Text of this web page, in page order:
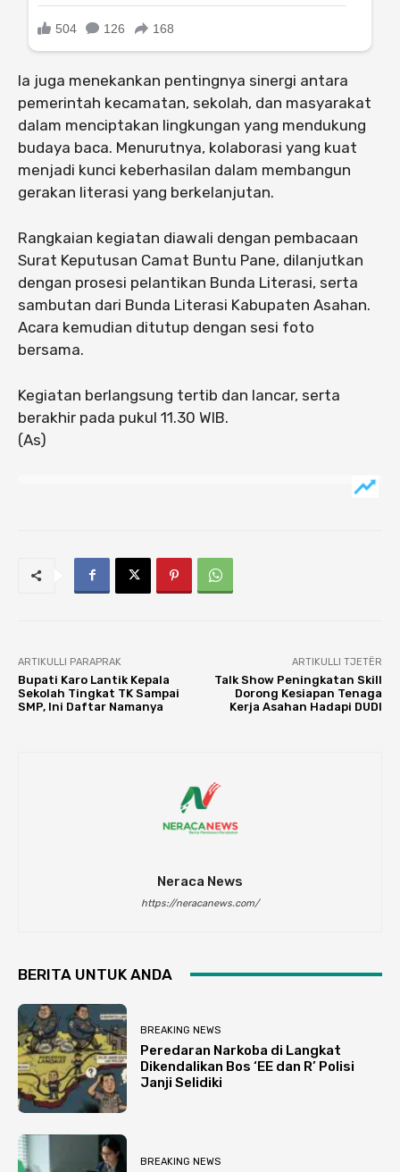
Ia juga menekankan pentingnya sinergi antara
pemerintah kecamatan, sekolah, dan masyarakat
dalam menciptakan lingkungan yang mendukung
budaya baca. Menurutnya, kolaborasi yang kuat
menjadi kunci keberhasilan dalam membangun
gerakan literasi yang berkelanjutan.
Rangkaian kegiatan diawali dengan pembacaan
Surat Keputusan Camat Buntu Pane, dilanjutkan
dengan prosesi pelantikan Bunda Literasi, serta
sambutan dari Bunda Literasi Kabupaten Asahan.
Acara kemudian ditutup dengan sesi foto
bersama.
Kegiatan berlangsung tertib dan lancar, serta
berakhir pada pukul 11.30 WIB.
(As)
ARTIKULLI PARAPRAK
Bupati Karo Lantik Kepala
Sekolah Tingkat TK Sampai
SMP, Ini Daftar Namanya
ARTIKULLI TJETËR
Talk Show Peningkatan Skill
Dorong Kesiapan Tenaga
Kerja Asahan Hadapi DUDI
Neraca News
https://neracanews.com/
BERITA UNTUK ANDA
BREAKING NEWS
Peredaran Narkoba di Langkat
Dikendalikan Bos ‘EE dan R’ Polisi
Janji Selidiki
BREAKING NEWS